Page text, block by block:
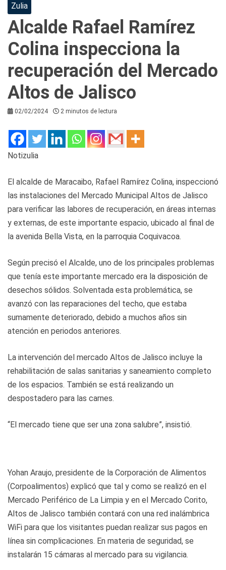
Zulia
Alcalde Rafael Ramírez
Colina inspecciona la
recuperación del Mercado
Altos de Jalisco
02/02/2024 2 minutos de lectura
Notizulia
El alcalde de Maracaibo, Rafael Ramírez Colina, inspeccionó
las instalaciones del Mercado Municipal Altos de Jalisco
para verificar las labores de recuperación, en áreas internas
y externas, de este importante espacio, ubicado al final de
la avenida Bella Vista, en la parroquia Coquivacoa.
Según precisó el Alcalde, uno de los principales problemas
que tenía este importante mercado era la disposición de
desechos sólidos. Solventada esta problemática, se
avanzó con las reparaciones del techo, que estaba
sumamente deteriorado, debido a muchos años sin
atención en periodos anteriores.
La intervención del mercado Altos de Jalisco incluye la
rehabilitación de salas sanitarias y saneamiento completo
de los espacios. También se está realizando un
despostadero para las carnes.
“El mercado tiene que ser una zona salubre”, insistió.
Yohan Araujo, presidente de la Corporación de Alimentos
(Corpoalimentos) explicó que tal y como se realizó en el
Mercado Periférico de La Limpia y en el Mercado Corito,
Altos de Jalisco también contará con una red inalámbrica
WiFi para que los visitantes puedan realizar sus pagos en
línea sin complicaciones. En materia de seguridad, se
instalarán 15 cámaras al mercado para su vigilancia.